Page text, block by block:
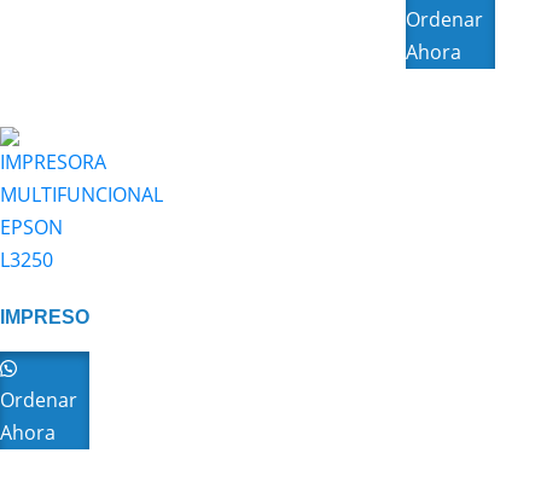
Ordenar
Ahora
IMPRESORA
EPSON
Ordenar
Ahora